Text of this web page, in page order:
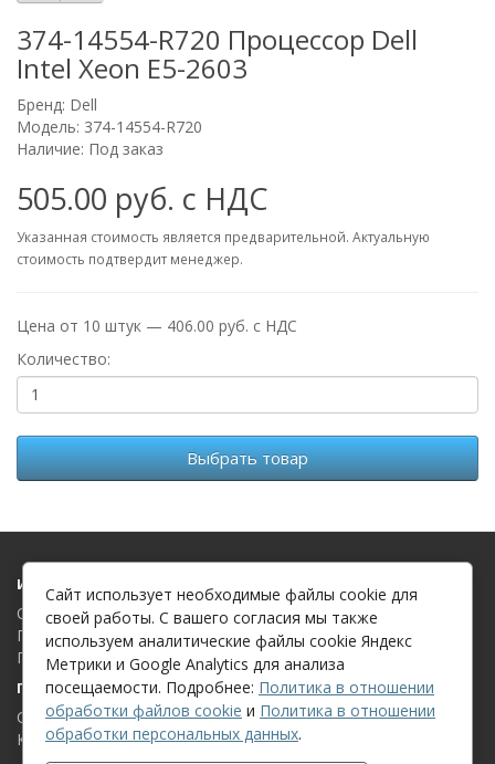
374-14554-R720 Процессор Dell
Intel Xeon E5-2603
Бренд: Dell
Модель: 374-14554-R720
Наличие: Под заказ
505.00 руб. с НДС
Указанная стоимость является предварительной. Актуальную
стоимость подтвердит менеджер.
Цена от 10 штук — 406.00 руб. с НДС
Количество:
Выбрать товар
Информация
О компании
Политика в отношении обработки файлов cookie
Политика в отношении обработки персональных данных
Поддержка клиентов
Связаться с нами
Карта сайта
Сайт использует необходимые файлы cookie для
своей работы. С вашего согласия мы также
используем аналитические файлы cookie Яндекс
Метрики и Google Analytics для анализа
посещаемости. Подробнее: Политика в отношении
обработки файлов cookie и Политика в отношении
обработки персональных данных.